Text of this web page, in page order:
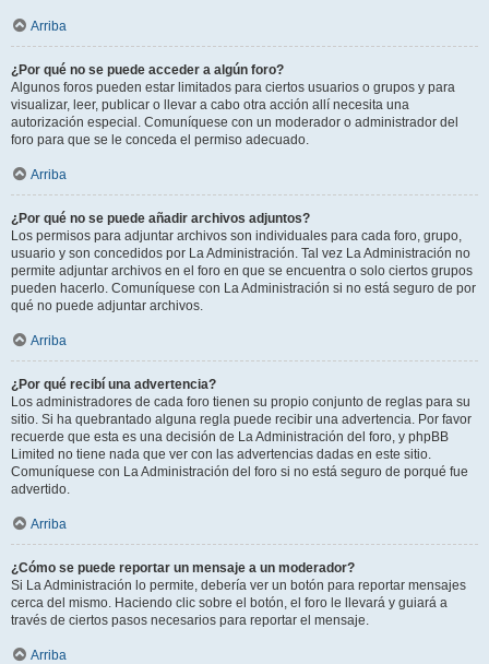
Arriba
¿Por qué no se puede acceder a algún foro?
Algunos foros pueden estar limitados para ciertos usuarios o grupos y para
visualizar, leer, publicar o llevar a cabo otra acción allí necesita una
autorización especial. Comuníquese con un moderador o administrador del
foro para que se le conceda el permiso adecuado.
Arriba
¿Por qué no se puede añadir archivos adjuntos?
Los permisos para adjuntar archivos son individuales para cada foro, grupo,
usuario y son concedidos por La Administración. Tal vez La Administración no
permite adjuntar archivos en el foro en que se encuentra o solo ciertos grupos
pueden hacerlo. Comuníquese con La Administración si no está seguro de por
qué no puede adjuntar archivos.
Arriba
¿Por qué recibí una advertencia?
Los administradores de cada foro tienen su propio conjunto de reglas para su
sitio. Si ha quebrantado alguna regla puede recibir una advertencia. Por favor
recuerde que esta es una decisión de La Administración del foro, y phpBB
Limited no tiene nada que ver con las advertencias dadas en este sitio.
Comuníquese con La Administración del foro si no está seguro de porqué fue
advertido.
Arriba
¿Cómo se puede reportar un mensaje a un moderador?
Si La Administración lo permite, debería ver un botón para reportar mensajes
cerca del mismo. Haciendo clic sobre el botón, el foro le llevará y guiará a
través de ciertos pasos necesarios para reportar el mensaje.
Arriba